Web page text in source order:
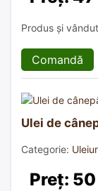
Produs și
Comandă
Ulei de
Categorie:
Preț: